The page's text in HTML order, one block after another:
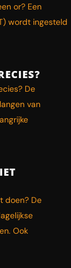
or? Een
wordt ingesteld
De
van
doen? De
Ook